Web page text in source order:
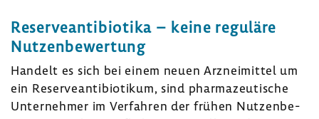
Zusatz­
nut­
zens
–
Maschi­
les­
bare
Fassung
Reser­ve­an­ti­bio­tika – keine regu­läre
Nutzen­be­wer­tung
Handelt es sich bei einem neuen Arznei­mittel um
ein Reser­ve­an­ti­bio­tikum, sind phar­ma­zeu­ti­sche
Unter­nehmer im Verfahren der frühen Nutzen­be­